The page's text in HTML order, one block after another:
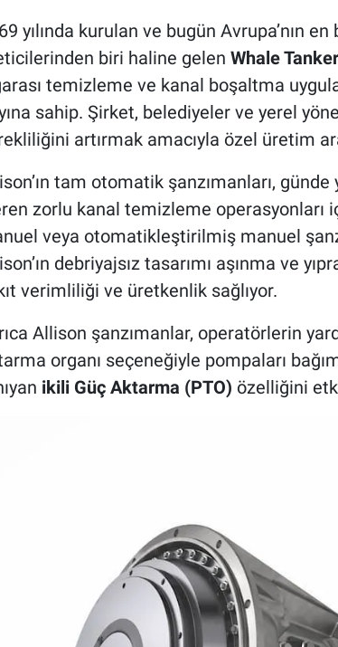
yılında kurulan ve bugün Avrupa’nın
biri haline gelen Whale
temizleme ve kanal boşaltma
sahip. Şirket, belediyeler ve yerel
artırmak amacıyla özel üretim
tam otomatik şanzımanları,
zorlu kanal temizleme operasyonları
veya otomatikleştirilmiş manuel
debriyajsız tasarımı aşınma ve
verimliliği ve üretkenlik sağlıyor.
Allison şanzımanlar, operatörlerin
organı seçeneğiyle pompaları
ikili Güç Aktarma (PTO) özelliğini